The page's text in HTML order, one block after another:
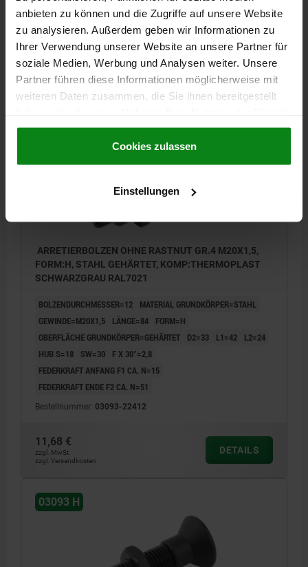
anbieten zu können und die Zugriffe auf unsere Website
zu analysieren. Außerdem geben wir Informationen zu
Ihrer Verwendung unserer Website an unsere Partner für
soziale Medien, Werbung und Analysen weiter. Unsere
Partner führen diese Informationen möglicherweise mit
weiteren Daten zusammen, die Sie ihnen bereitgestellt
gesammelt haben.Cookie Richtlinien
Datenschutz|AGB
Cookies zulassen
Einstellungen
FEDERKRAFT ANFANG F1 CA. N=15
FEDERKRAFT ENDE F2 CA. N=43
10,63 €
zzgl. MwSt.
zzgl. Versandkosten
DETAILS
ARRETIERBOLZEN OHNE RASTNUT GR.4 M20X1,5,
FORM:H, STAHL GEHÄRTET, KOMP:THERMOPLAST
SCHWARZGRAU RAL7021
BOLZENDURCHMESSER=12
MATERIAL GRUNDKÖRPER=STAHL
GEWINDE=M20X1,5
LÄNGE=84
FORM=H
OBERFLÄCHE GRUNDKÖRPER=GEHÄRTET
D2=33 L1=42
L2=24
HUB S=18
SW=30
F X 30°=2,8
FEDERKRAFT ANFANG F1 CA. N=15
FEDERKRAFT ENDE F2 CA. N=51
Bestellnummer: 03093-22412
11,68 €
zzgl. MwSt.
zzgl. Versandkosten
DETAILS
03093 H